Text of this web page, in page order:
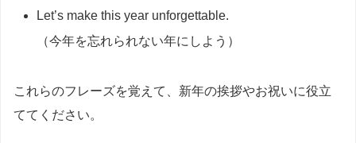
Let’s make this year unforgettable.
（今年を忘れられない年にしよう）
これらのフレーズを覚えて、新年の挨拶やお祝いに役立
ててください。